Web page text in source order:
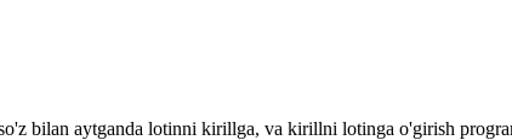
bilan aytganda lotinni kirillga, va kirillni lotinga o'girish